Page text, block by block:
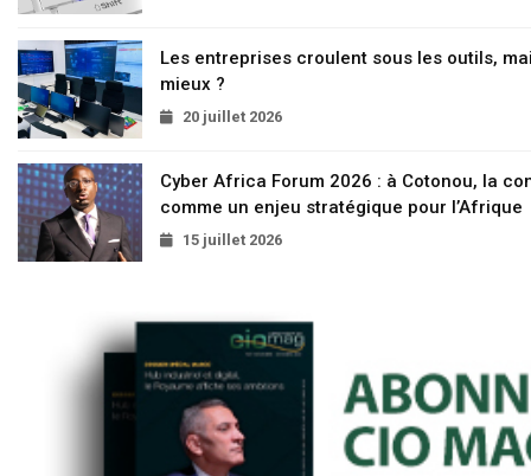
Les entreprises croulent sous les outils,
mieux ?
20 juillet 2026
Cyber Africa Forum 2026 : à Cotonou, la
comme un enjeu stratégique pour l’Afrique
15 juillet 2026